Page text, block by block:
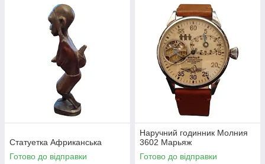
Статуетка Африканська
Готово до відправки
Наручний годинник Молния
3602 Марьяж
Готово до відправки